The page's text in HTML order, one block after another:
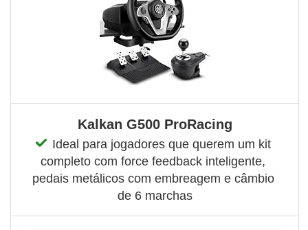
Kalkan G500 ProRacing
Ideal para jogadores que querem um kit
completo com force feedback inteligente,
pedais metálicos com embreagem e câmbio
de 6 marchas